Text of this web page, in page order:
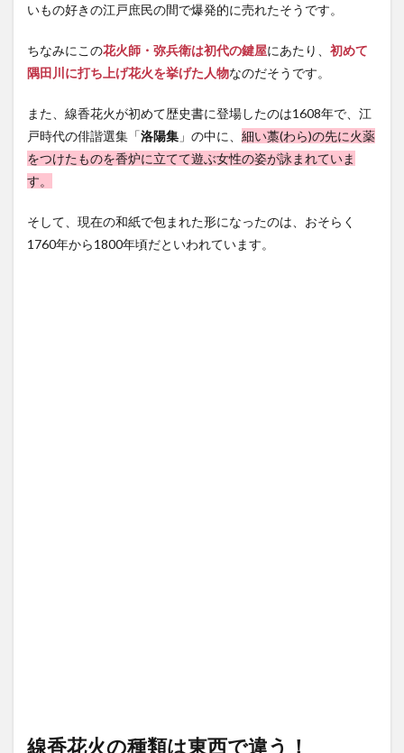
いもの好きの江戸庶民の間で爆発的に売れたそうです。
ちなみにこの花火師・弥兵衛は初代の鍵屋にあたり、 初めて
隅田川に打ち上げ花火を挙げた人物なのだそうです。
また、線香花火が初めて歴史書に登場したのは1608年で、江
戸時代の俳諧選集「洛陽集 」の中に、 細い藁(わら)の先に火薬
をつけたものを香炉に立てて遊ぶ女性の姿が詠まれていま
す。
そして、現在の和紙で包まれた形になったのは、おそらく
1760年から1800年頃だといわれています。
線香花火の種類は東西で違う！